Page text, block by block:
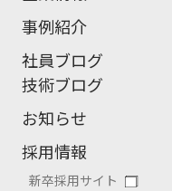
事例紹介
社員ブログ
技術ブログ
お知らせ
採用情報
新卒採用サイト